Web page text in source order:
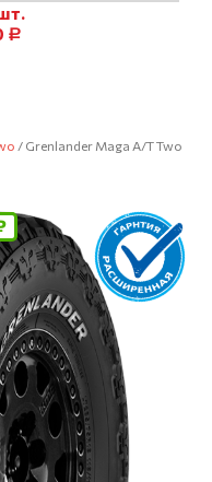
Р
/ Grenlander Maga A/T Two